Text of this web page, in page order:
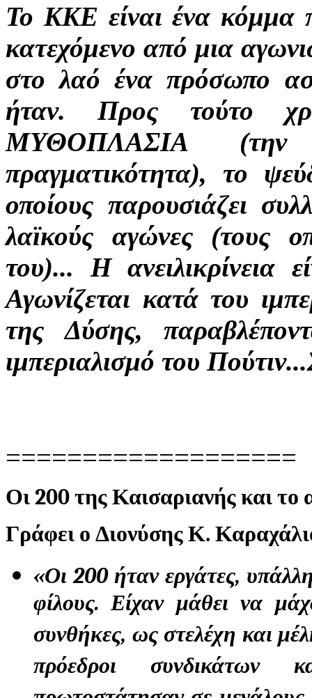
Το ΚΚΕ είναι ένα κόμμα
κατεχόμενο από μια
στο λαό ένα πρόσωπο
ήταν. Προς τούτο
ΜΥΘΟΠΛΑΣΙΑ (την
πραγματικότητα), το
οποίους παρουσιάζει
λαϊκούς αγώνες (τους
του)... Η ανειλικρίνεια
Αγωνίζεται κατά του
της Δύσης,
ιμπεριαλισμό του
===================
Οι 200 της Καισαριανής και
Γράφει ο Διονύσης Κ.
«Οι 200 ήταν εργάτες,
φίλους. Είχαν μάθει να
συνθήκες, ως στελέχη και
πρόεδροι συνδικάτων